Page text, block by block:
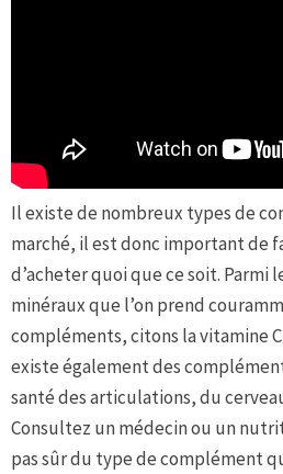
Il existe de nombreux types de
marché, il est donc important de
d’acheter quoi que ce soit. Parmi
minéraux que l’on prend
compléments, citons la vitamine
existe également des
santé des articulations, du
Consultez un médecin ou un
pas sûr du type de complément